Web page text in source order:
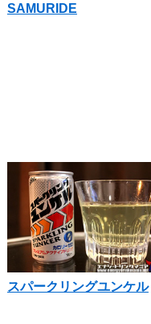
SAMURIDE
スパークリングユンケル